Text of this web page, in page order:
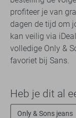
profiteer je van
dagen de tijd om
kan veilig via
volledige Only &
favoriet bij Sans.
Heb je dit al
Only & Sons jeans